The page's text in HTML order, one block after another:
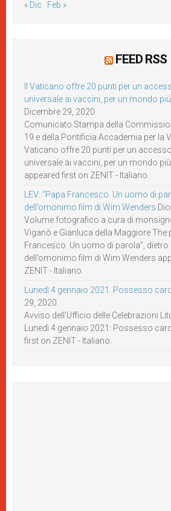
« Dic Feb »
FEED RSS
Il Vaticano offre 20 punti per un
universale ai vaccini, per un mondo
Dicembre 29, 2020
Comunicato Stampa della
19 e della Pontificia Accademia per la
Vaticano offre 20 punti per un
universale ai vaccini, per un mondo
appeared first on ZENIT - Italiano.
LEV: “Papa Francesco. Un uomo di
dell’omonimo film di Wim Wenders
Volume fotografico a cura di
Viganò e Gianluca della Maggiore The
Francesco. Un uomo di parola”, dietro
dell’omonimo film di Wim Wenders
ZENIT - Italiano.
Lunedì 4 gennaio 2021: Possesso
29, 2020
Avviso dell’Ufficio delle Celebrazioni
Lunedì 4 gennaio 2021: Possesso
first on ZENIT - Italiano.